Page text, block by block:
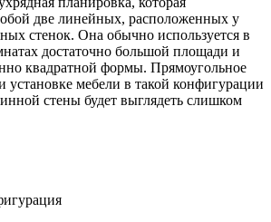
две линейных, расположенных у
стенок. Она обычно используется в
достаточно большой площади и
квадратной формы. Прямоугольное
мебели в такой конфигурации
стены будет выглядеть слишком